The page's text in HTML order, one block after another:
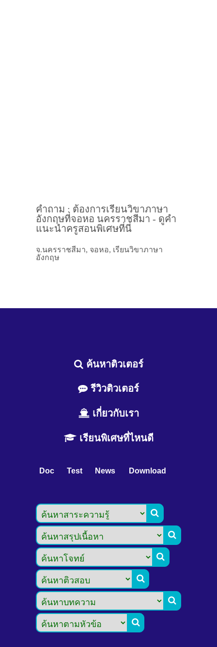
คำถาม : ต้องการเรียนวิขาภาษา
อังกฤษที่จอหอ นครราชสีมา - ดูคำ
แนะนำครูสอนพิเศษที่นี่
จ.นครราชสีมา, จอหอ, เรียนวิขาภาษา
อังกฤษ
ค้นหาติวเตอร์
รีวิวติวเตอร์
เกี่ยวกับเรา
เรียนพิเศษที่ไหนดี
Doc Test News Download





